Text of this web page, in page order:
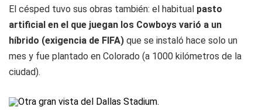
El césped tuvo sus obras también: el habitual pasto
artificial en el que juegan los Cowboys varió a un
híbrido (exigencia de FIFA) que se instaló hace solo un
mes y fue plantado en Colorado (a 1000 kilómetros de la
ciudad).